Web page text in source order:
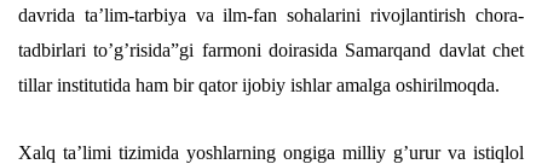
davrida taʼlim-tarbiya va ilm-fan sohalarini rivojlantirish chora-
tadbirlari toʼgʼrisida”gi farmoni doirasida Samarqand davlat chet
tillar institutida ham bir qator ijobiy ishlar amalga oshirilmoqda.
Xalq taʼlimi tizimida yoshlarning ongiga milliy gʼurur va istiqlol